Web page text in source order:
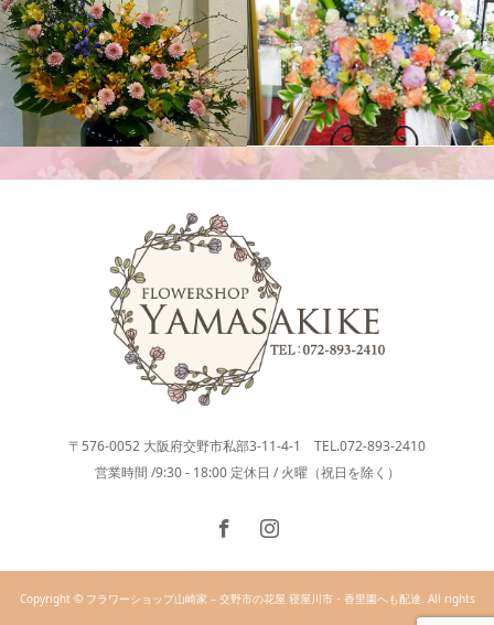
活け込み
スタンド花
〒576-0052 大阪府交野市私部3-11-4-1 TEL.072-893-2410
営業時間 /9:30 - 18:00 定休日 / 火曜（祝日を除く）
Copyright © フラワーショップ山崎家 – 交野市の花屋 寝屋川市・香里園へも配達. All rights